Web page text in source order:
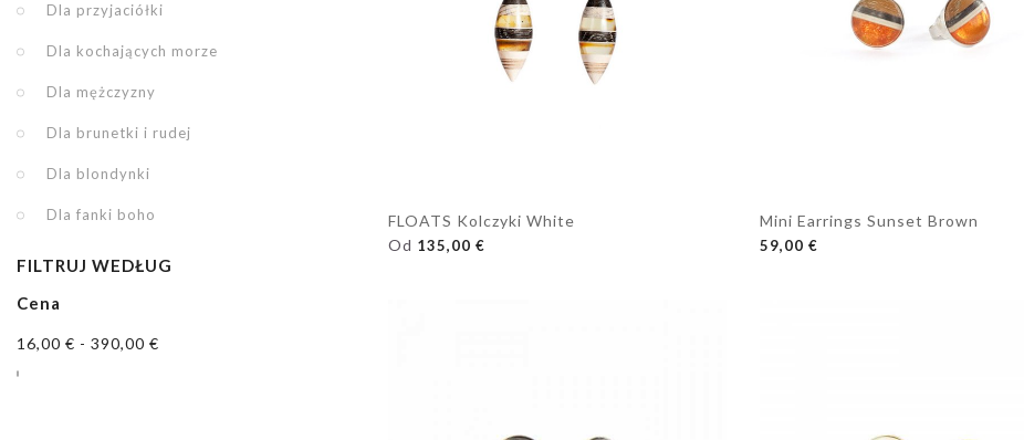
Dla przyjaciółki
Dla kochających morze
Dla mężczyzny
Dla brunetki i rudej
Dla blondynki
Dla fanki boho
FILTRUJ WEDŁUG
Cena
16,00 € - 390,00 €
FLOATS Kolczyki White
Od 135,00 €
DODAJ DO KOSZYKA Mini Earrings Sunset Brown
59,00 €
DODAJ DO KOSZYKA